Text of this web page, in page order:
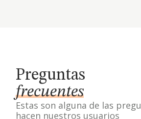
Preguntas
frecuentes
Estas son alguna de las
hacen nuestros usuarios